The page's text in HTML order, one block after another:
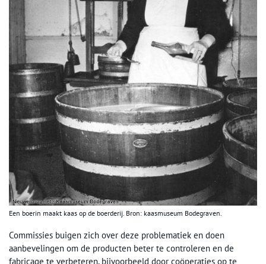
Een boerin maakt kaas op de boerderij. Bron: kaasmuseum Bodegraven.
Commissies buigen zich over deze problematiek en doen
aanbevelingen om de producten beter te controleren en de
fabricage te verbeteren, bijvoorbeeld door coöperaties op te